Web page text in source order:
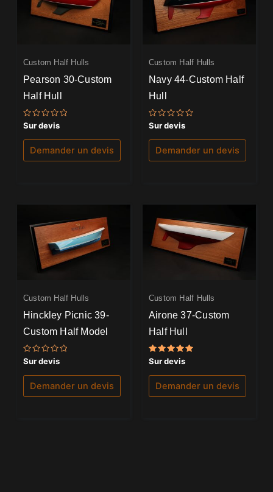
Custom Half Hulls
Pearson 30-Custom
Half Hull
Note
0
sur
Sur devis
Demander un devis
Custom Half Hulls
Navy 44-Custom Half
Hull
Note
0
sur
Sur devis
Demander un devis
Custom Half Hulls
Hinckley Picnic 39-
Custom Half Model
Note
0
sur
Sur devis
Demander un devis
Custom Half Hulls
Airone 37-Custom
Half Hull
Note
5.00
sur 5
Sur devis
Demander un devis